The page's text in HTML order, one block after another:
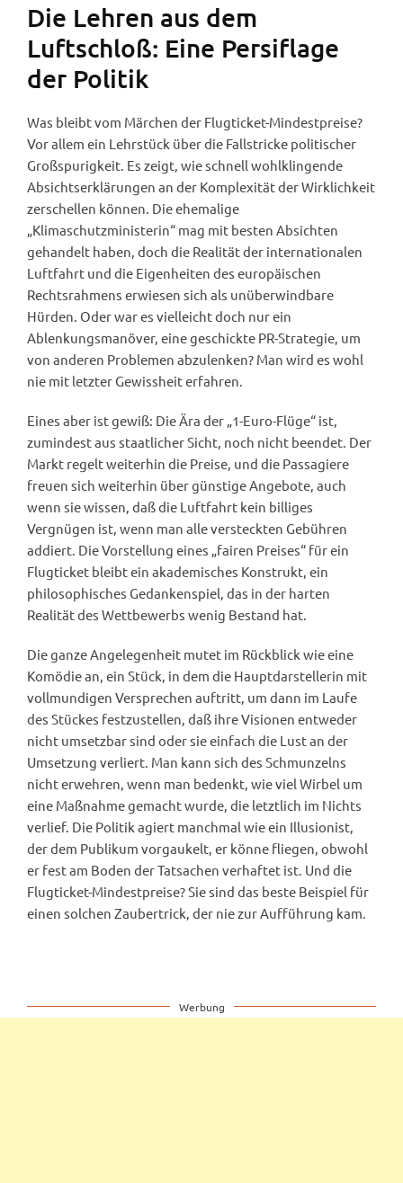
Die Lehren aus dem
Luftschloß: Eine Persiflage
der Politik
Was bleibt vom Märchen der Flugticket-Mindestpreise?
Vor allem ein Lehrstück über die Fallstricke politischer
Großspurigkeit. Es zeigt, wie schnell wohlklingende
Absichtserklärungen an der Komplexität der Wirklichkeit
zerschellen können. Die ehemalige
„Klimaschutzministerin“ mag mit besten Absichten
gehandelt haben, doch die Realität der internationalen
Luftfahrt und die Eigenheiten des europäischen
Rechtsrahmens erwiesen sich als unüberwindbare
Hürden. Oder war es vielleicht doch nur ein
Ablenkungsmanöver, eine geschickte PR-Strategie, um
von anderen Problemen abzulenken? Man wird es wohl
nie mit letzter Gewissheit erfahren.
Eines aber ist gewiß: Die Ära der „1-Euro-Flüge“ ist,
zumindest aus staatlicher Sicht, noch nicht beendet. Der
Markt regelt weiterhin die Preise, und die Passagiere
freuen sich weiterhin über günstige Angebote, auch
wenn sie wissen, daß die Luftfahrt kein billiges
Vergnügen ist, wenn man alle versteckten Gebühren
addiert. Die Vorstellung eines „fairen Preises“ für ein
Flugticket bleibt ein akademisches Konstrukt, ein
philosophisches Gedankenspiel, das in der harten
Realität des Wettbewerbs wenig Bestand hat.
Die ganze Angelegenheit mutet im Rückblick wie eine
Komödie an, ein Stück, in dem die Hauptdarstellerin mit
vollmundigen Versprechen auftritt, um dann im Laufe
des Stückes festzustellen, daß ihre Visionen entweder
nicht umsetzbar sind oder sie einfach die Lust an der
Umsetzung verliert. Man kann sich des Schmunzelns
nicht erwehren, wenn man bedenkt, wie viel Wirbel um
eine Maßnahme gemacht wurde, die letztlich im Nichts
verlief. Die Politik agiert manchmal wie ein Illusionist,
der dem Publikum vorgaukelt, er könne fliegen, obwohl
er fest am Boden der Tatsachen verhaftet ist. Und die
Flugticket-Mindestpreise? Sie sind das beste Beispiel für
einen solchen Zaubertrick, der nie zur Aufführung kam.
Werbung